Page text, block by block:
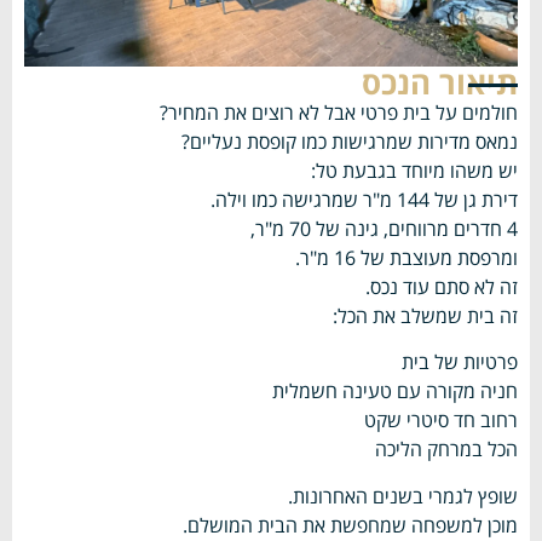
תיאור הנכס
חולמים על בית פרטי אבל לא רוצים את המחיר?
נמאס מדירות שמרגישות כמו קופסת נעליים?
יש משהו מיוחד בגבעת טל:
דירת גן של 144 מ"ר שמרגישה כמו וילה.
4 חדרים מרווחים, גינה של 70 מ"ר,
ומרפסת מעוצבת של 16 מ"ר.
זה לא סתם עוד נכס.
זה בית שמשלב את הכל:
פרטיות של בית
חניה מקורה עם טעינה חשמלית
רחוב חד סיטרי שקט
הכל במרחק הליכה
שופץ לגמרי בשנים האחרונות.
מוכן למשפחה שמחפשת את הבית המושלם.